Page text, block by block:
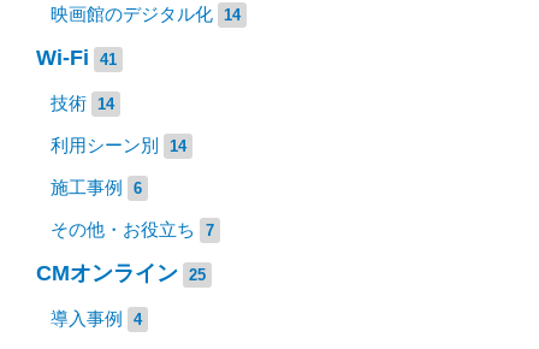
映画館のデジタル化 14
Wi-Fi 41
技術 14
利用シーン別 14
施工事例 6
その他・お役立ち 7
CMオンライン 25
導入事例 4